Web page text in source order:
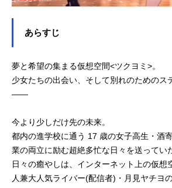
あらすじ
夢と希望の集まる仮想空間<ツクヨミ>。
少女たちの出会い、そして別れのためのス
――
今より少しだけ先の未来。
都内の進学校に通う 17 歳の女子高生・酒
業の両立に励む超絶多忙な日々を送ってい
日々の癒やしは、インターネット上の仮想
人兼大人気ライバー(配信者)・月見ヤチヨ